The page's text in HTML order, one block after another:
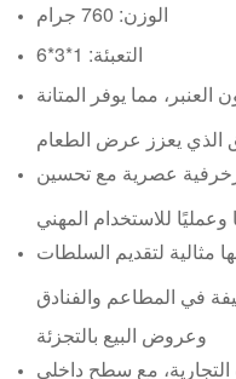
الوزن: 760 جرام
التعبئة: 1*3*6
مما يوفر المتانة
الذي يعزز عرض الطعام
عصرية مع تحسين
للاستخدام المهني
لتقديم السلطات
في المطاعم والفنادق
وعروض البيع بالتجزئة
مع سطح داخلي